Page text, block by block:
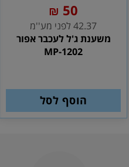
50
₪
42.37 לפני מע''מ
משענת ג'ל לעכבר אפור
MP-1202
הוסף לסל